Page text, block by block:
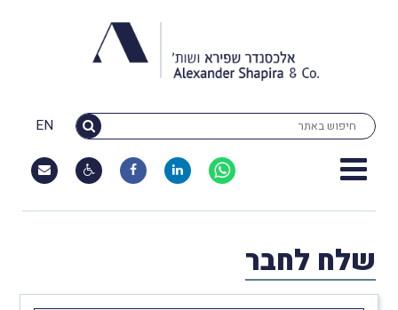
EN
שלח לחבר